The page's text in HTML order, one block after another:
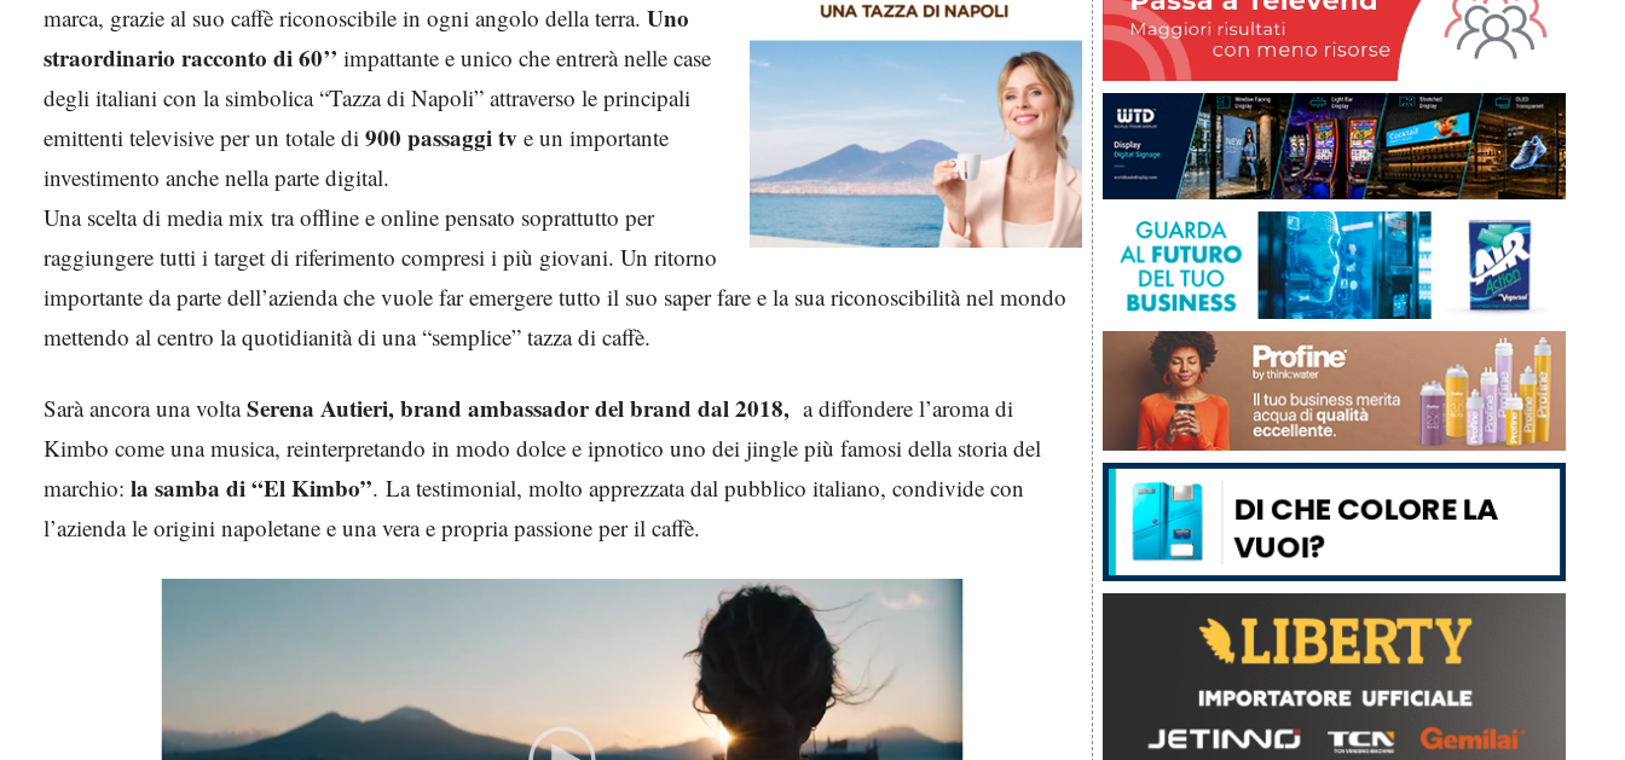
marca, grazie al suo caffè riconoscibile in ogni angolo della terra. Uno
straordinario racconto di 60’’ impattante e unico che entrerà nelle case
degli italiani con la simbolica “Tazza di Napoli” attraverso le principali
emittenti televisive per un totale di 900 passaggi tv e un importante
investimento anche nella parte digital.
Una scelta di media mix tra offline e online pensato soprattutto per
raggiungere tutti i target di riferimento compresi i più giovani. Un ritorno
importante da parte dell’azienda che vuole far emergere tutto il suo saper fare e la sua riconoscibilità nel mondo
mettendo al centro la quotidianità di una “semplice” tazza di caffè.
Sarà ancora una voltaSerena Autieri, brand ambassador del brand dal 2018, a diffondere l’aroma di
Kimbo come una musica, reinterpretando in modo dolce e ipnotico uno dei jingle più famosi della storia del
marchio: la samba di “El Kimbo”. La testimonial, molto apprezzata dal pubblico italiano, condivide con
l’azienda le origini napoletane e una vera e propria passione per il caffè.